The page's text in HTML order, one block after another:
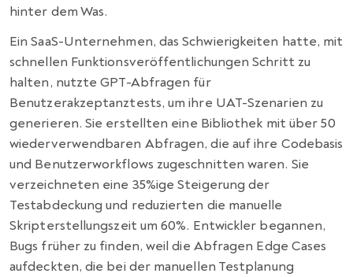
hinter dem Was.
Ein SaaS-Unternehmen, das Schwierigkeiten hatte, mit
schnellen Funktionsveröffentlichungen Schritt zu
halten, nutzte GPT-Abfragen für
Benutzerakzeptanztests, um ihre UAT-Szenarien zu
generieren. Sie erstellten eine Bibliothek mit über 50
wiederverwendbaren Abfragen, die auf ihre Codebasis
und Benutzerworkflows zugeschnitten waren. Sie
verzeichneten eine 35%ige Steigerung der
Testabdeckung und reduzierten die manuelle
Skripterstellungszeit um 60%. Entwickler begannen,
Bugs früher zu finden, weil die Abfragen Edge Cases
aufdeckten, die bei der manuellen Testplanung